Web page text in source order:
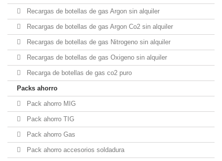
Recargas de botellas de gas Argon sin alquiler
Recargas de botellas de gas Argon Co2 sin alquiler
Recargas de botellas de gas Nitrogeno sin alquiler
Recargas de botellas de gas Oxigeno sin alquiler
Recarga de botellas de gas co2 puro
Packs ahorro
Pack ahorro MIG
Pack ahorro TIG
Pack ahorro Gas
Pack ahorro accesorios soldadura